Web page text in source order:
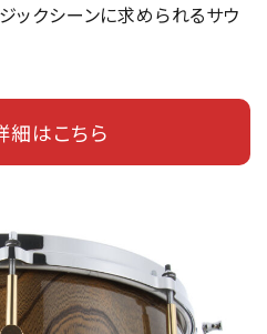
ックシーンに求められるサウ
細はこちら